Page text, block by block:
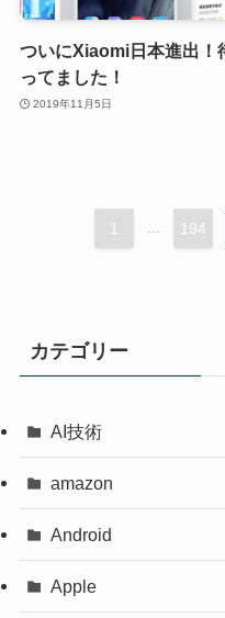
ついにXiaomi日本進出！
ってました！
2019年11月5日
1 ... 194
カテゴリー
AI技術
amazon
Android
Apple